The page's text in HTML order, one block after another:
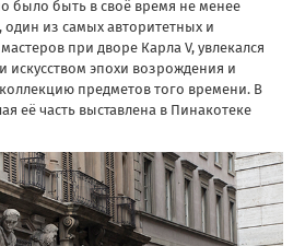
было быть в своё время не менее
из самых авторитетных и
при дворе Карла V, увлекался
искусством эпохи возрождения и
предметов того времени. В
её часть выставлена в Пинакотеке